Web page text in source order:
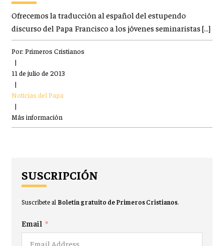
Ofrecemos la traducción al español del estupendo
discurso del Papa Francisco a los jóvenes seminaristas […]
Por: Primeros Cristianos
|
11 de julio de 2013
|
Noticias del Papa
|
Más información
SUSCRIPCIÓN
Suscríbete al Boletín gratuito de Primeros Cristianos.
Email